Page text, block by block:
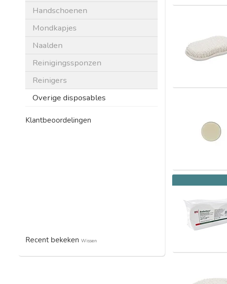
Handschoenen
Mondkapjes
Naalden
Reinigingssponzen
Reinigers
Overige disposables
Klantbeoordelingen
Recent bekeken Wissen